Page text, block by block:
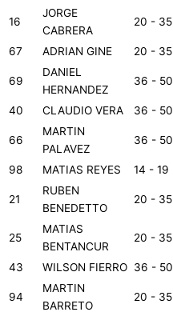
16
JORGE
CABRERA
20 - 35
67 ADRIAN GINE 20 - 35
69
DANIEL
HERNANDEZ
36 - 50
40 CLAUDIO VERA 36 - 50
66
MARTIN
PALAVEZ
36 - 50
98 MATIAS REYES 14 - 19
21
RUBEN
BENEDETTO
20 - 35
25
MATIAS
BENTANCUR
20 - 35
43 WILSON FIERRO 36 - 50
94
MARTIN
BARRETO
20 - 35